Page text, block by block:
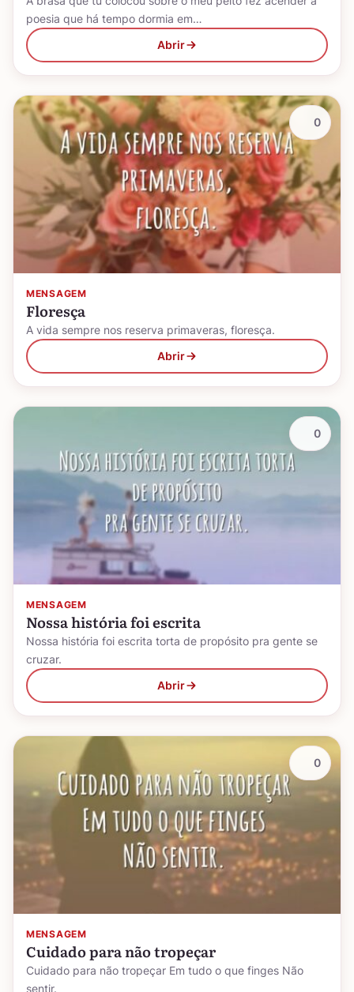
poesia que há tempo dormia em…
Abrir
MENSAGEM
Floresça
A vida sempre nos reserva primaveras, floresça.
Abrir
0
MENSAGEM
Nossa história foi escrita
Nossa história foi escrita torta de propósito pra gente se
cruzar.
Abrir
0
MENSAGEM
Cuidado para não tropeçar
Cuidado para não tropeçar Em tudo o que finges Não
sentir.
0